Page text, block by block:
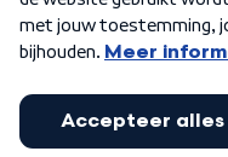
Algemene voorwaarden